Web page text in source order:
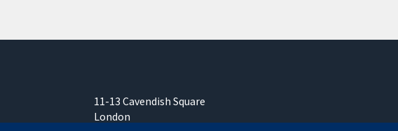
11-13 Cavendish Square
London